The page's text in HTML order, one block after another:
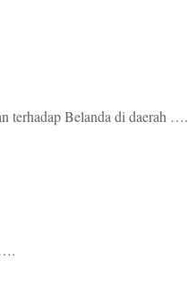
terhadap Belanda di daerah ….
….